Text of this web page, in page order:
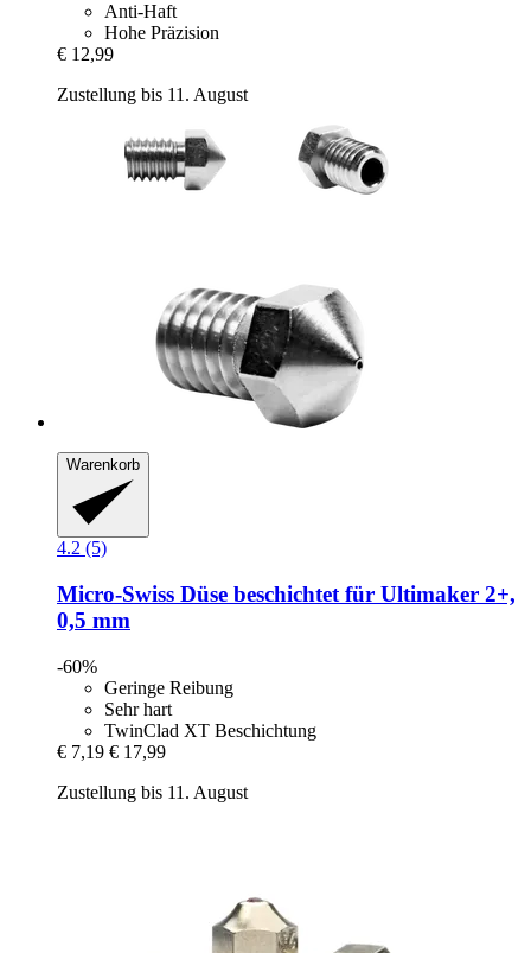
Anti-Haft
Hohe Präzision
€ 12,99
Zustellung bis 11. August
Warenkorb
4.2 (5)
Micro-Swiss Düse beschichtet für Ultimaker 2+,
0,5 mm
-60%
Geringe Reibung
Sehr hart
TwinClad XT Beschichtung
€ 7,19 € 17,99
Zustellung bis 11. August